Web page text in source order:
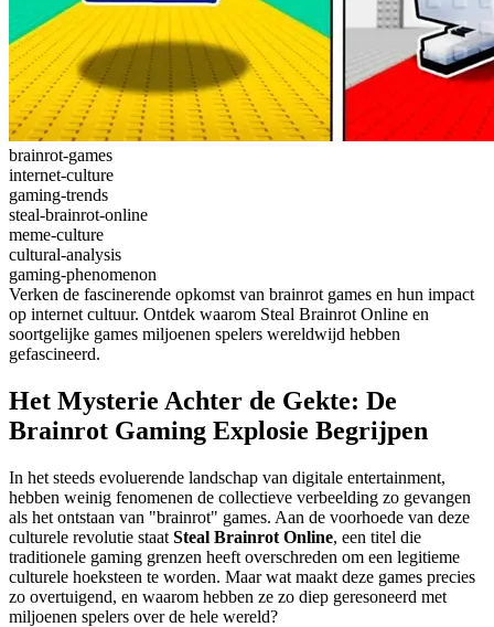
brainrot-games
internet-culture
gaming-trends
steal-brainrot-online
meme-culture
cultural-analysis
gaming-phenomenon
Verken de fascinerende opkomst van brainrot games en hun impact
op internet cultuur. Ontdek waarom Steal Brainrot Online en
soortgelijke games miljoenen spelers wereldwijd hebben
gefascineerd.
Het Mysterie Achter de Gekte: De
Brainrot Gaming Explosie Begrijpen
In het steeds evoluerende landschap van digitale entertainment,
hebben weinig fenomenen de collectieve verbeelding zo gevangen
als het ontstaan van "brainrot" games. Aan de voorhoede van deze
culturele revolutie staat Steal Brainrot Online, een titel die
traditionele gaming grenzen heeft overschreden om een legitieme
culturele hoeksteen te worden. Maar wat maakt deze games precies
zo overtuigend, en waarom hebben ze zo diep geresoneerd met
miljoenen spelers over de hele wereld?